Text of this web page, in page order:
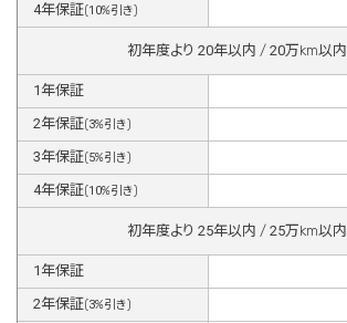
4年保証(10%引き)
初年度より 20年以内 / 20万km以内
1年保証
2年保証(3%引き)
3年保証(5%引き)
4年保証(10%引き)
初年度より 25年以内 / 25万km以内
1年保証
2年保証(3%引き)